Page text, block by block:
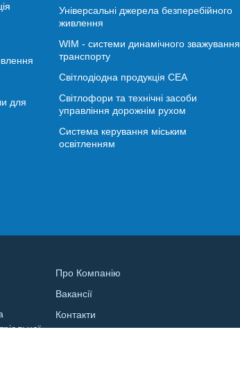
для
Універсальні джерела безперебійного
живлення
WIM - системи динамічного зважування
транспорту
Світлодіодна продукція СЕА
Світлофори та технічні засоби
управління дорожнім рухом
Система керування міським
освітленням
Про Компанію
Вакансії
Контакти